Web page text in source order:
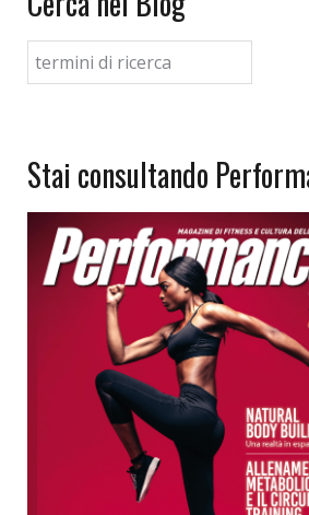
Stai consultando